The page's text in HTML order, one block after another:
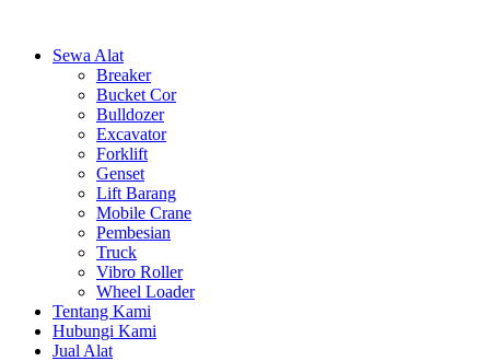
Sewa Alat
Breaker
Bucket Cor
Bulldozer
Excavator
Forklift
Genset
Lift Barang
Mobile Crane
Pembesian
Truck
Vibro Roller
Wheel Loader
Tentang Kami
Hubungi Kami
Jual Alat